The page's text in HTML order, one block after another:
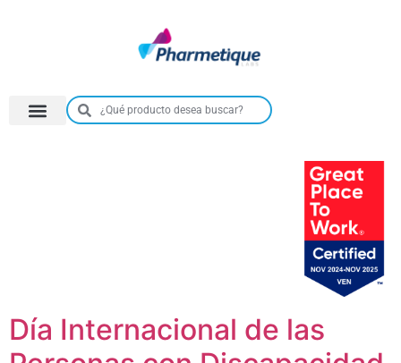
Día Internacional de las